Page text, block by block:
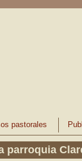
pastorales
parroquia